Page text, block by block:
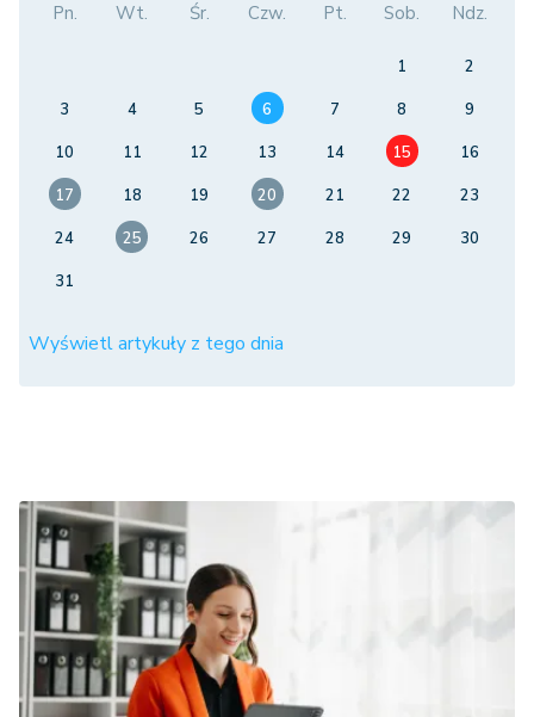
Pn. Wt. Śr. Czw. Pt. Sob. Ndz.
1
2
3
4 5 6 7 8
9
10
11 12 13 14 15
16
17
18 19 20 21 22
23
24
25 26 27 28 29
30
31
Wyświetl artykuły z tego dnia